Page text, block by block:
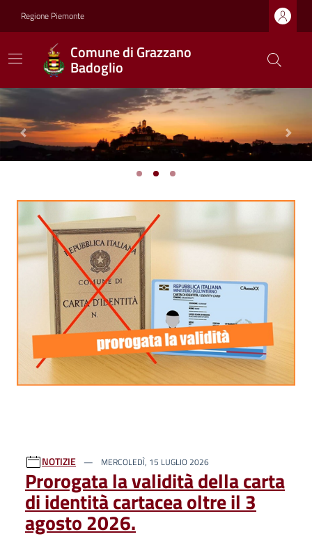
Regione Piemonte
Comune di Grazzano
Badoglio
Previous Next
Ultime notizie
NOTIZIE MERCOLEDÌ, 15 LUGLIO 2026
Prorogata la validità della carta
di identità cartacea oltre il 3
agosto 2026.